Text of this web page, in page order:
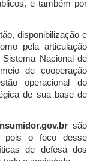
e também por
disponibilização e
pela articulação
Nacional de
de cooperação
operacional do
de sua base de
são
pois o foco desse
de defesa dos